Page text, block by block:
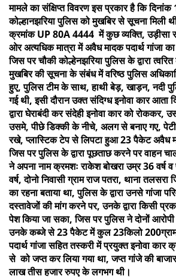
मामले का संक्षिप्त विवरण इस प्रकार है कि
कोल्हानझरिया पुलिस को मुखबिर से सूचना मिली
क्रमांक UP 80A 4444 में कुछ व्यक्ति, उड़ीसा
ओर अत्यधिक मात्रा में अवैध मादक पदार्थ गांजा
जिस पर चौकी कोल्हेनझरिया पुलिस के द्वारा त्वरित
मुखबिर की सूचना के संबंध में वरिष्ठ पुलिस
हुए, पुलिस टीम के साथ, हाथी बेड़, खाड़न, नदी
गई थी, इसी दौरान उक्त संदिग्ध इनोवा कार
द्वारा घेराबंदी कर संदेही इनोवा कार को रोककर,
उसमे, पीछे डिक्की के नीचे, अलग से बनाए गए,
रखे, प्लास्टिक टेप से लिपटा हुआ 23 पैकेट अवैध
जिस पर पुलिस के द्वारा पूछताछ करने पर वाहन
ने अपना नाम क्रमशः राकेश बोखरा उम्र 36 वर्ष व
वर्ष, दोनो निवासी ग्राम राज पतरा, थाना
का रहना बताया था, पुलिस के द्वारा उनसे गांजा
दस्तावेजों की मांग करने पर, उनके द्वारा किसी
पेश किया जा सका, जिस पर पुलिस ने दोनों
उनके कब्जे से 23 पैकेट में कुल 23किलो
पदार्थ गांजा सहित तस्करी में प्रयुक्त इनोवा
से को जप्त कर लिया गया था, जप्त गांजे की
लाख तीस हजार रुपए के लगभग थी।